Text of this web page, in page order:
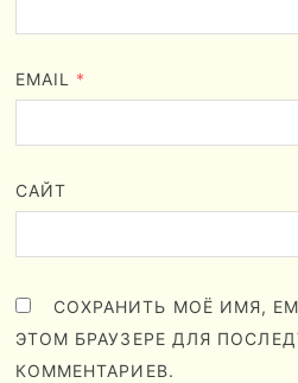
EMAIL *
САЙТ
СОХРАНИТЬ МОЁ ИМЯ,
ЭТОМ БРАУЗЕРЕ ДЛЯ
КОММЕНТАРИЕВ.